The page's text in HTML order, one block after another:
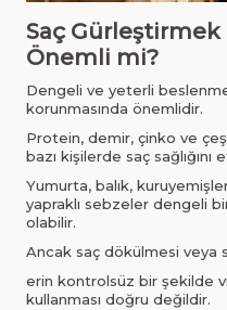
Saç
Önemli mi?
Dengeli ve yeterli beslenme
korunmasında önemlidir.
Protein, demir, çinko ve
bazı kişilerde saç sağlığını
Yumurta, balık,
yapraklı sebzeler dengeli
olabilir.
Ancak saç dökülmesi veya
erin kontrolsüz bir şekilde
kullanması doğru değildir.